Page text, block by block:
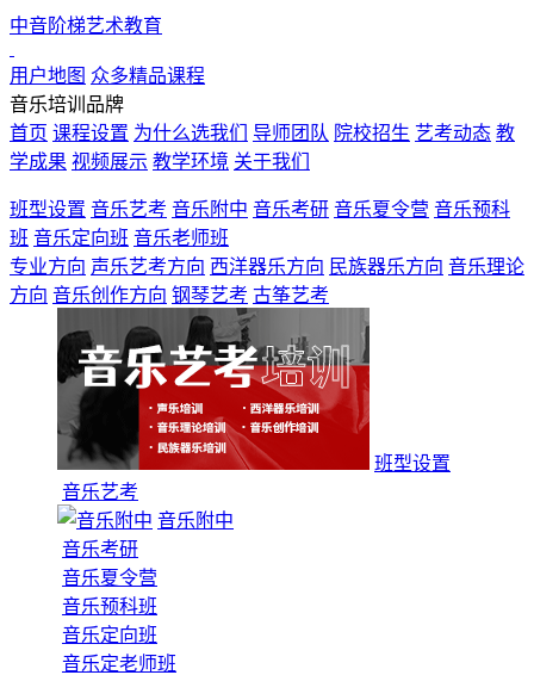
中音阶梯艺术教育
用户地图 众多精品课程
音乐培训品牌
首页 课程设置 为什么选我们 导师团队 院校招生 艺考动态 教
学成果 视频展示 教学环境 关于我们
班型设置 音乐艺考 音乐附中 音乐考研 音乐夏令营 音乐预科
班 音乐定向班 音乐老师班
专业方向 声乐艺考方向 西洋器乐方向 民族器乐方向 音乐理论
方向 音乐创作方向 钢琴艺考 古筝艺考
班型设置
音乐艺考
音乐附中
音乐考研
音乐夏令营
音乐预科班
音乐定向班
音乐定老师班